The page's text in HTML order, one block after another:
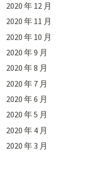
2020 年 12 月
2020 年 11 月
2020 年 10 月
2020 年 9 月
2020 年 8 月
2020 年 7 月
2020 年 6 月
2020 年 5 月
2020 年 4 月
2020 年 3 月